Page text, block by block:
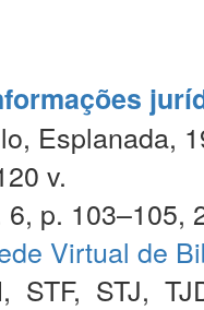
Esplanada,
v.
p. 103–105,
Virtual de
, STF, STJ,